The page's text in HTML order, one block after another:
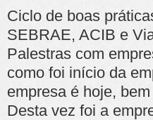
Ciclo de boas
SEBRAE, ACIB e
Palestras com
como foi início da
empresa é hoje,
Desta vez foi a